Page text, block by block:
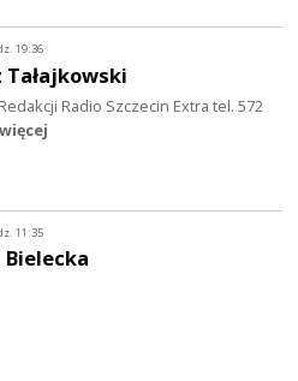
19:36
Tałajkowski
Radio Szczecin Extra tel. 572
11:35
Bielecka